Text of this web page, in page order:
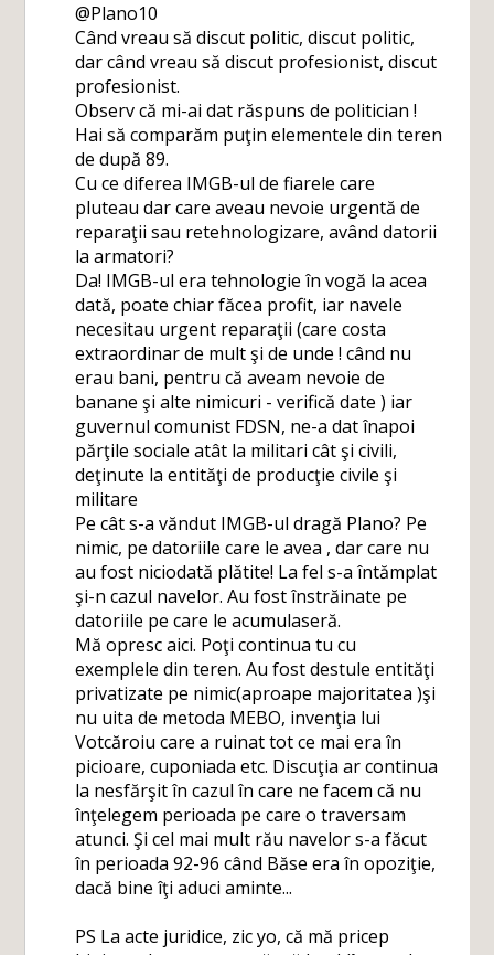
@Plano10
Când vreau să discut politic, discut politic,
dar când vreau să discut profesionist, discut
profesionist.
Observ că mi-ai dat răspuns de politician !
Hai să comparăm puţin elementele din teren
de după 89.
Cu ce diferea IMGB-ul de fiarele care
pluteau dar care aveau nevoie urgentă de
reparaţii sau retehnologizare, având datorii
la armatori?
Da! IMGB-ul era tehnologie în vogă la acea
dată, poate chiar făcea profit, iar navele
necesitau urgent reparaţii (care costa
extraordinar de mult şi de unde ! când nu
erau bani, pentru că aveam nevoie de
banane şi alte nimicuri - verifică date ) iar
guvernul comunist FDSN, ne-a dat înapoi
părţile sociale atât la militari cât şi civili,
deţinute la entităţi de producţie civile şi
militare
Pe cât s-a văndut IMGB-ul dragă Plano? Pe
nimic, pe datoriile care le avea , dar care nu
au fost niciodată plătite! La fel s-a întămplat
şi-n cazul navelor. Au fost înstrăinate pe
datoriile pe care le acumulaseră.
Mă opresc aici. Poţi continua tu cu
exemplele din teren. Au fost destule entităţi
privatizate pe nimic(aproape majoritatea )şi
nu uita de metoda MEBO, invenţia lui
Votcăroiu care a ruinat tot ce mai era în
picioare, cuponiada etc. Discuţia ar continua
la nesfărşit în cazul în care ne facem că nu
înţelegem perioada pe care o traversam
atunci. Şi cel mai mult rău navelor s-a făcut
în perioada 92-96 când Băse era în opoziţie,
dacă bine îţi aduci aminte...
PS La acte juridice, zic yo, că mă pricep